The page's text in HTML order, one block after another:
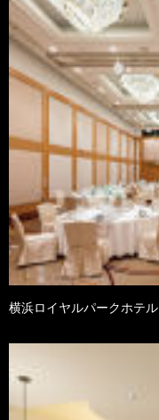
横浜ロイヤルパークホテル